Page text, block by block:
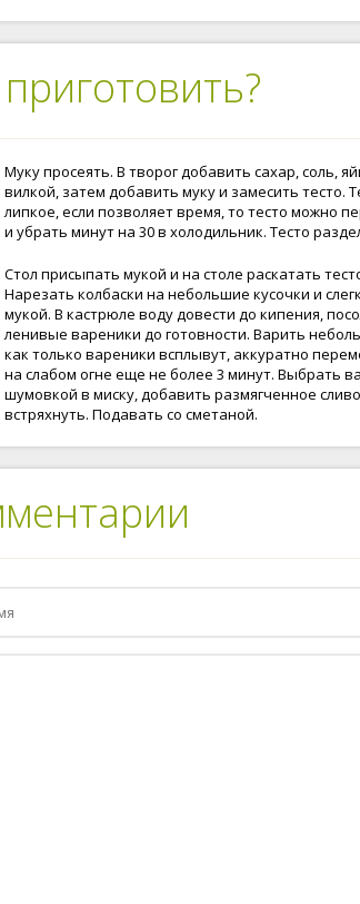
Муку просеять. В творог добавить сахар, соль,
вилкой, затем добавить муку и замесить тесто.
липкое, если позволяет время, то тесто можно
и убрать минут на 30 в холодильник. Тесто
Стол присыпать мукой и на столе раскатать
Нарезать колбаски на небольшие кусочки и
мукой. В кастрюле воду довести до кипения,
ленивые вареники до готовности. Варить
как только вареники всплывут, аккуратно
на слабом огне еще не более 3 минут. Выбрать
шумовкой в миску, добавить размягченное
встряхнуть. Подавать со сметаной.